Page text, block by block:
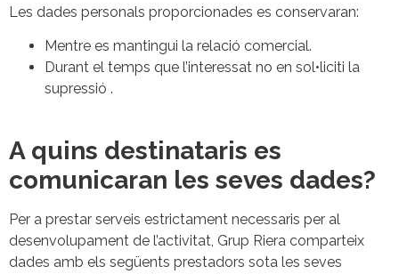
Les dades personals proporcionades es conservaran:
Mentre es mantingui la relació comercial.
Durant el temps que l’interessat no en sol•liciti la
supressió .
A quins destinataris es
comunicaran les seves dades?
Per a prestar serveis estrictament necessaris per al
desenvolupament de l’activitat, Grup Riera comparteix
dades amb els següents prestadors sota les seves